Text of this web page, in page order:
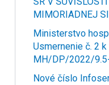
MIMORIADNEJ
Ministerstvo
Usmernenie č. 2
MH/DP/2022/
Nové číslo